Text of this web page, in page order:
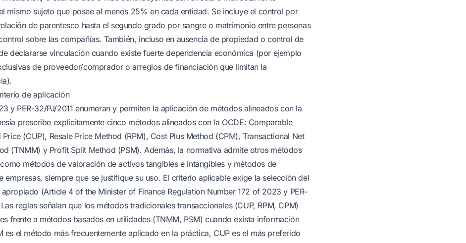
mismo sujeto que posee al menos 25% en cada entidad. Se incluye el control por
de parentesco hasta el segundo grado por sangre o matrimonio entre personas
sobre las compañías. También, incluso en ausencia de propiedad o control de
declararse vinculación cuando existe fuerte dependencia económica (por ejemplo
de proveedor/comprador o arreglos de financiación que limitan la
de aplicación
y PER-32/PJ/2011 enumeran y permiten la aplicación de métodos alineados con la
prescribe explícitamente cinco métodos alineados con la OCDE: Comparable
(CUP), Resale Price Method (RPM), Cost Plus Method (CPM), Transactional Net
(TNMM) y Profit Split Method (PSM). Además, la normativa admite otros métodos
métodos de valoración de activos tangibles e intangibles y métodos de
empresas, siempre que se justifique su uso. El criterio aplicable exige la selección del
(Article 4 of the Minister of Finance Regulation Number 172 of 2023 y PER-
reglas señalan que los métodos tradicionales transaccionales (CUP, RPM, CPM)
frente a métodos basados en utilidades (TNMM, PSM) cuando exista información
es el método más frecuentemente aplicado en la práctica, CUP es el más preferido